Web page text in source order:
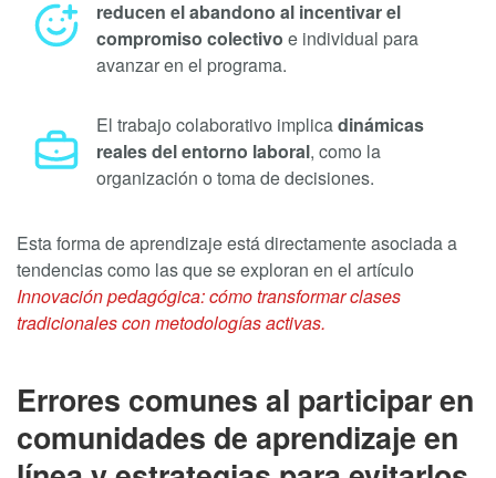
reducen el abandono al incentivar el
compromiso colectivo e individual para
avanzar en el programa.
El trabajo colaborativo implicadinámicas
reales del entorno laboral, como la
organización o toma de decisiones.
Esta forma de aprendizaje está directamente asociada a
tendencias como las que se exploran en el artículo
Innovación pedagógica: cómo transformar clases
tradicionales con metodologías activas.
Errores comunes al participar en
comunidades de aprendizaje en